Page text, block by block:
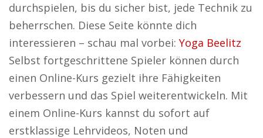
durchspielen, bis du sicher bist, jede Technik zu
beherrschen. Diese Seite könnte dich
interessieren – schau mal vorbei: Yoga Beelitz
Selbst fortgeschrittene Spieler können durch
einen Online-Kurs gezielt ihre Fähigkeiten
verbessern und das Spiel weiterentwickeln. Mit
einem Online-Kurs kannst du sofort auf
erstklassige Lehrvideos, Noten und